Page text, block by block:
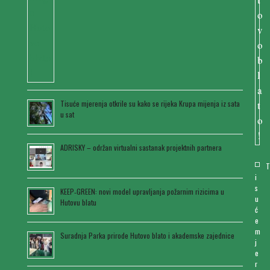
Tisuće mjerenja otkrile su kako se rijeka Krupa mijenja iz sata
u sat
ADRISKY – održan virtualni sastanak projektnih partnera
KEEP‑GREEN: novi model upravljanja požarnim rizicima u
Hutovu blatu
Suradnja Parka prirode Hutovo blato i akademske zajednice
T
i
s
u
ć
e
m
j
e
r